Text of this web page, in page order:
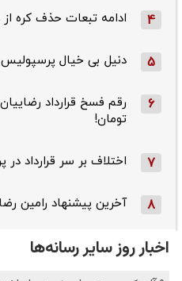
4 ادامه تبعات حذف کره
5 دنیل بی خیال
6
تومان!
7 اختلاف بر سر قرارداد
8 آخرین پیشنهاد رامین